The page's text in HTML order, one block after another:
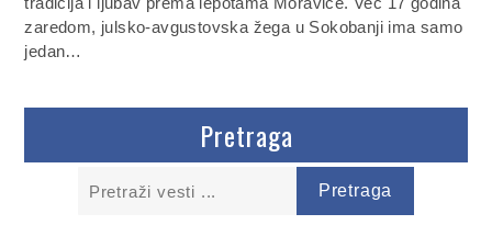
zaredom, julsko-avgustovska žega u Sokobanji ima samo
jedan…
Pretraga